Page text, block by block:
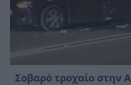
Σοβαρό τροχαίο στην